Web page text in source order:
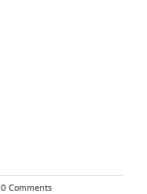
0 Comments